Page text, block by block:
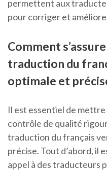
permettent aux
pour corriger et
Comment
traduction du
optimale et
Il est essentiel de mettre
contrôle de qualité
traduction du français
précise. Tout d’abord, il
appel à des traducteurs